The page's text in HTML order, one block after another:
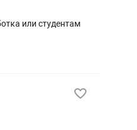
или студентам